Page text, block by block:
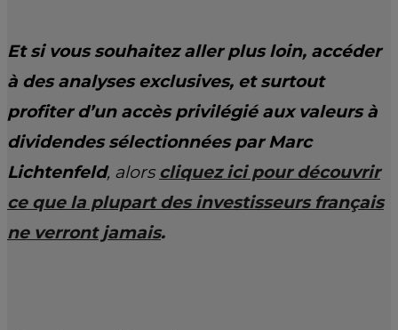
Et si vous souhaitez aller plus loin, accéder
à des analyses exclusives, et surtout
profiter d’un accès privilégié aux valeurs à
dividendes sélectionnées par Marc
Lichtenfeld, alors cliquez ici pour découvrir
ce que la plupart des investisseurs français
ne verront jamais.